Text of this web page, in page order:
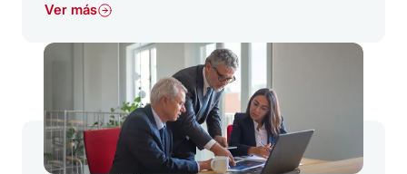
Ver más